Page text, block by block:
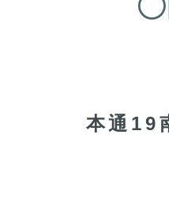
本通19